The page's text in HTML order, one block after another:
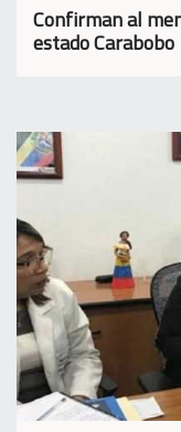
Confirman al
estado Carabobo